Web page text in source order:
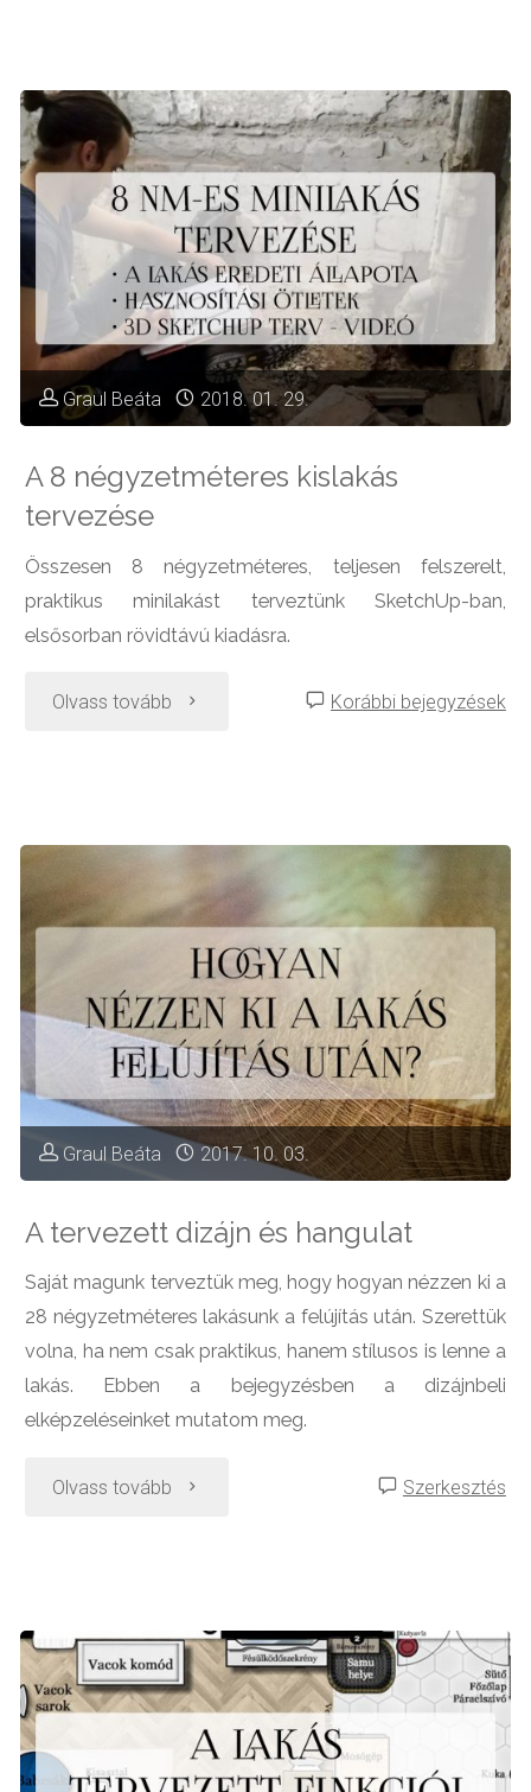
a
kislakásban"
Graul Beáta 2018. 01. 29.
A 8 négyzetméteres kislakás
tervezése
Összesen 8 négyzetméteres, teljesen felszerelt,
praktikus minilakást terveztünk SketchUp-ban,
elsősorban rövidtávú kiadásra.
Olvass tovább "A
tervezése"
Korábbi bejegyzések
Graul Beáta 2017. 10. 03.
A tervezett dizájn és hangulat
Saját magunk terveztük meg, hogy hogyan nézzen ki a
28 négyzetméteres lakásunk a felújítás után. Szerettük
volna, ha nem csak praktikus, hanem stílusos is lenne a
lakás. Ebben a bejegyzésben a dizájnbeli
elképzeléseinket mutatom meg.
Olvass tovább "A
és
hangulat"
Szerkesztés